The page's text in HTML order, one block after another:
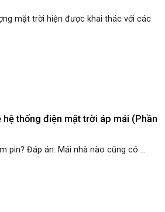
mặt trời hiện được khai thác với các
thống điện mặt trời áp mái (Phần
pin? Đáp án: Mái nhà nào cũng có ...